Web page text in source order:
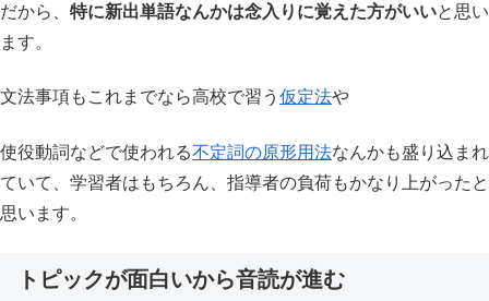
だから、 特に新出単語なんかは念入りに覚えた方がいいと思い
ます。
文法事項もこれまでなら高校で習う 仮定法や
使役動詞などで使われる不定詞の原形用法なんかも盛り込まれ
ていて、学習者はもちろん、指導者の負荷もかなり上がったと
思います。
トピックが面白いから音読が進む